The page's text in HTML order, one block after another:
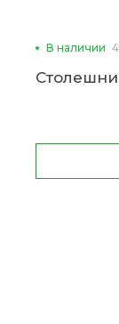
В наличии